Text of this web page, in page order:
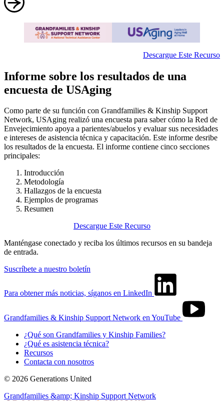
Descargue Este Recurso
Informe sobre los resultados de una
encuesta de USAging
Como parte de su función con Grandfamilies & Kinship Support
Network, USAging realizó una encuesta para saber cómo la Red de
Envejecimiento apoya a parientes/abuelos y evaluar sus necesidades
e intereses de asistencia técnica y capacitación. Este informe desribe
los resultados de la encuesta. El informe contiene cinco secciones
principales:
Introducción
Metodología
Hallazgos de la encuesta
Ejemplos de programas
Resumen
Descargue Este Recurso
Manténgase conectado y reciba los últimos recursos en su bandeja
de entrada.
Suscríbete a nuestro boletín
Para obtener más noticias, síganos en LinkedIn
Grandfamilies & Kinship Support Network en YouTube
¿Qué son Grandfamilies y Kinship Families?
¿Qué es asistencia técnica?
Recursos
Contacta con nosotros
© 2026 Generations United
Grandfamilies &amp; Kinship Support Network